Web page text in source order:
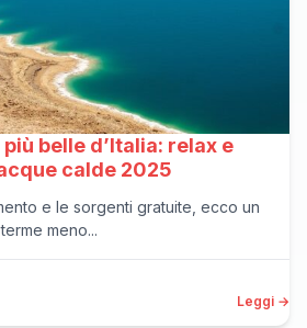
belle d’Italia: relax e
calde 2025
e le sorgenti gratuite, ecco un
meno...
Leggi →